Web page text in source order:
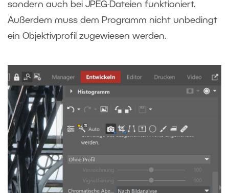
sondern auch bei JPEG-Dateien funktioniert.
Außerdem muss dem Programm nicht unbedingt
ein Objektivprofil zugewiesen werden.